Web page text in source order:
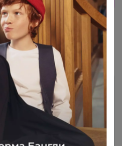
записи1-2из